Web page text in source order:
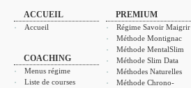
ACCUEIL
Accueil
COACHING
Menus régime
Liste de courses
PREMIUM
Régime Savoir Maigrir
Méthode Montignac
Méthode MentalSlim
Méthode Slim Data
Méthodes Naturelles
Méthode Chrono-